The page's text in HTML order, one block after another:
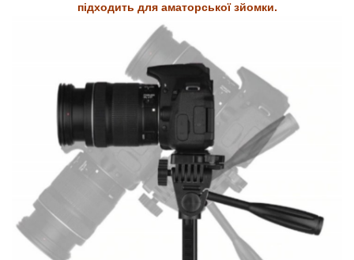
підходить для аматорської зйомки.